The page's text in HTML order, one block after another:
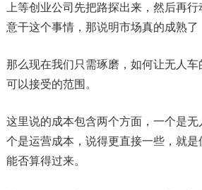
上等创业公司先把路探出来，然后再
意干这个事情，那说明市场真的成熟了
那么现在我们只需琢磨，如何让无人
可以接受的范围。
这里说的成本包含两个方面，一个是
个是运营成本，说得更直接一些，就
能否算得过来。